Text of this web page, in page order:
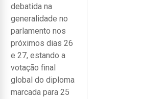
debatida na
generalidade no
parlamento nos
próximos dias 26
e 27, estando a
votação final
global do diploma
marcada para 25